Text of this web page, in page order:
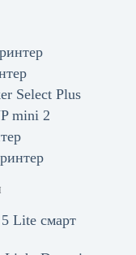
Select Plus
mini 2
Lite смарт